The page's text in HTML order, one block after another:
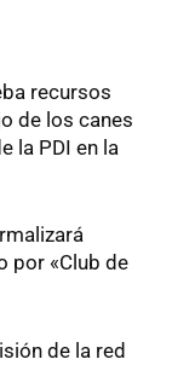
recursos
de los canes
la PDI en la
por «Club de
de la red